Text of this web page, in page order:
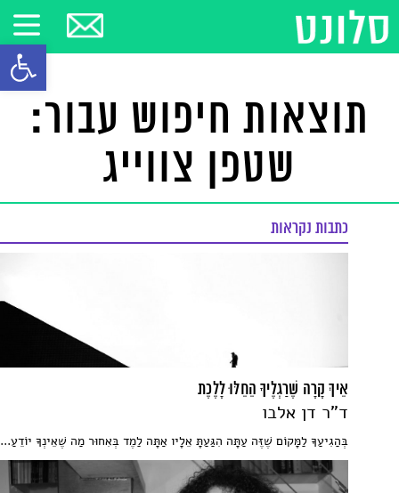
פתח
תוצאות חיפוש עבור:
שטפן צווייג
כתבות נקראות
אֵיךְ קָרָה שֶׁרַגְלֶיךָ הֵחֵלּוּ לָלֶכֶת
ד"ר דן אלבו
בְּהַגִיעַךָ לַמָּקוֹם שֶׁזֶּה עַתָּה הִגַּעַתָּ אֵלָיו אַתָּה לַמֶד בְּאִחוּר מַה שֶׁאֵינְךָ יוֹדֵעַ...